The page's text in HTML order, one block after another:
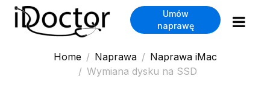
Umów
naprawę
Home Naprawa
Naprawa iMac
Wymiana dysku na SSD